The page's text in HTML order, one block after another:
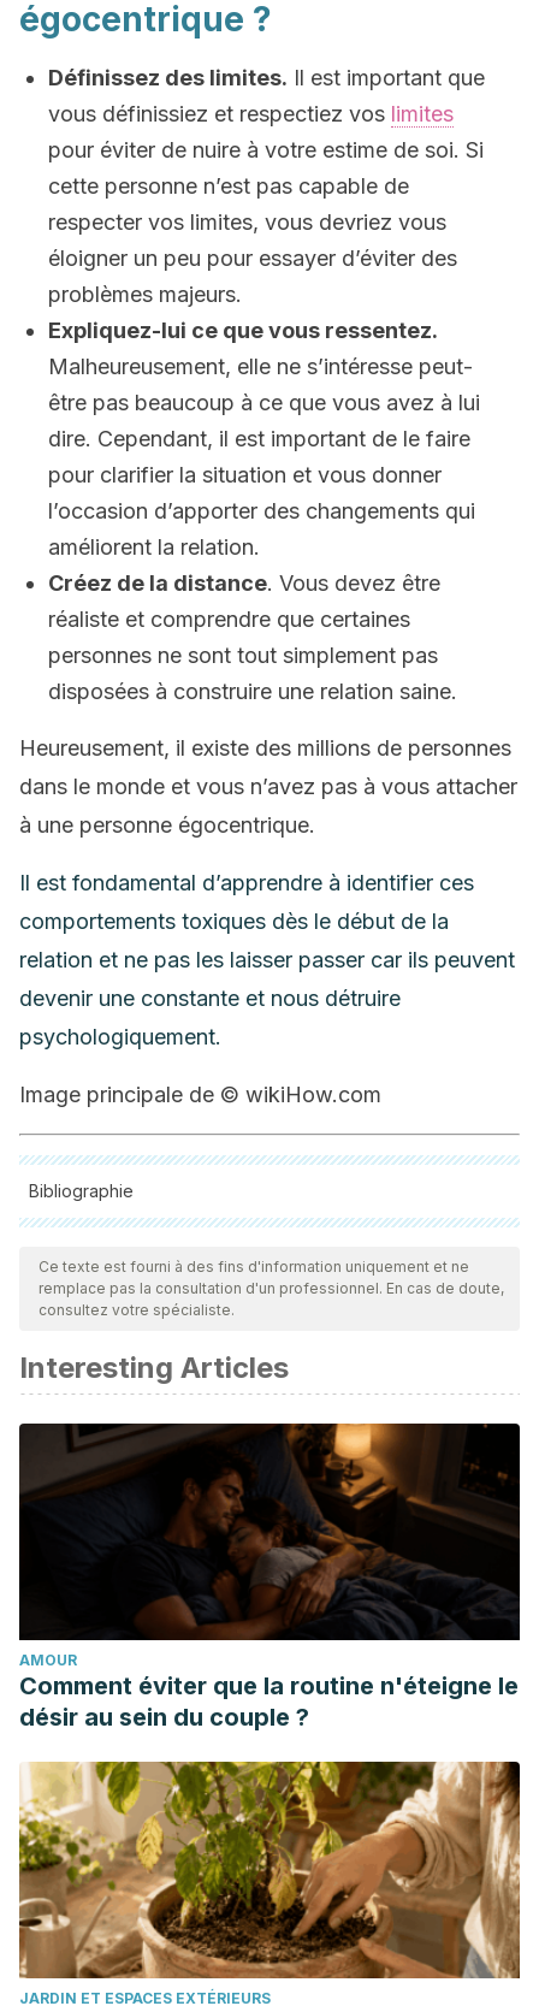
égocentrique ?
Définissez des limites. Il est important que
vous définissiez et respectiez vos limites
pour éviter de nuire à votre estime de soi. Si
cette personne n’est pas capable de
respecter vos limites, vous devriez vous
éloigner un peu pour essayer d’éviter des
problèmes majeurs.
Expliquez-lui ce que vous ressentez.
Malheureusement, elle ne s’intéresse peut-
être pas beaucoup à ce que vous avez à lui
dire. Cependant, il est important de le faire
pour clarifier la situation et vous donner
l’occasion d’apporter des changements qui
améliorent la relation.
Créez de la distance. Vous devez être
réaliste et comprendre que certaines
personnes ne sont tout simplement pas
disposées à construire une relation saine.
Heureusement, il existe des millions de personnes
dans le monde et vous n’avez pas à vous attacher
à une personne égocentrique.
Il est fondamental d’apprendre à identifier ces
comportements toxiques dès le début de la
relation et ne pas les laisser passer car ils peuvent
devenir une constante et nous détruire
psychologiquement.
Image principale de © wikiHow.com
Bibliographie
Toutes les sources citées ont été examinées en profondeur
par notre équipe pour garantir leur qualité, leur fiabilité, leur
actualité et leur validité. La bibliographie de cet article a été
ou scientifique
Novoa Patiño, José. (2011).El egocentrismo en la teoría del
desarrollo de Norbert Elias1.
http://www.scielo.org.co/pdf/unih/n71/n71a05.pdf
Ce texte est fourni à des fins d'information uniquement et ne
remplace pas la consultation d'un professionnel. En cas de doute,
consultez votre spécialiste.
Interesting Articles
AMOUR
Comment éviter que la routine n'éteigne le
désir au sein du couple ?
JARDIN ET ESPACES EXTÉRIEURS